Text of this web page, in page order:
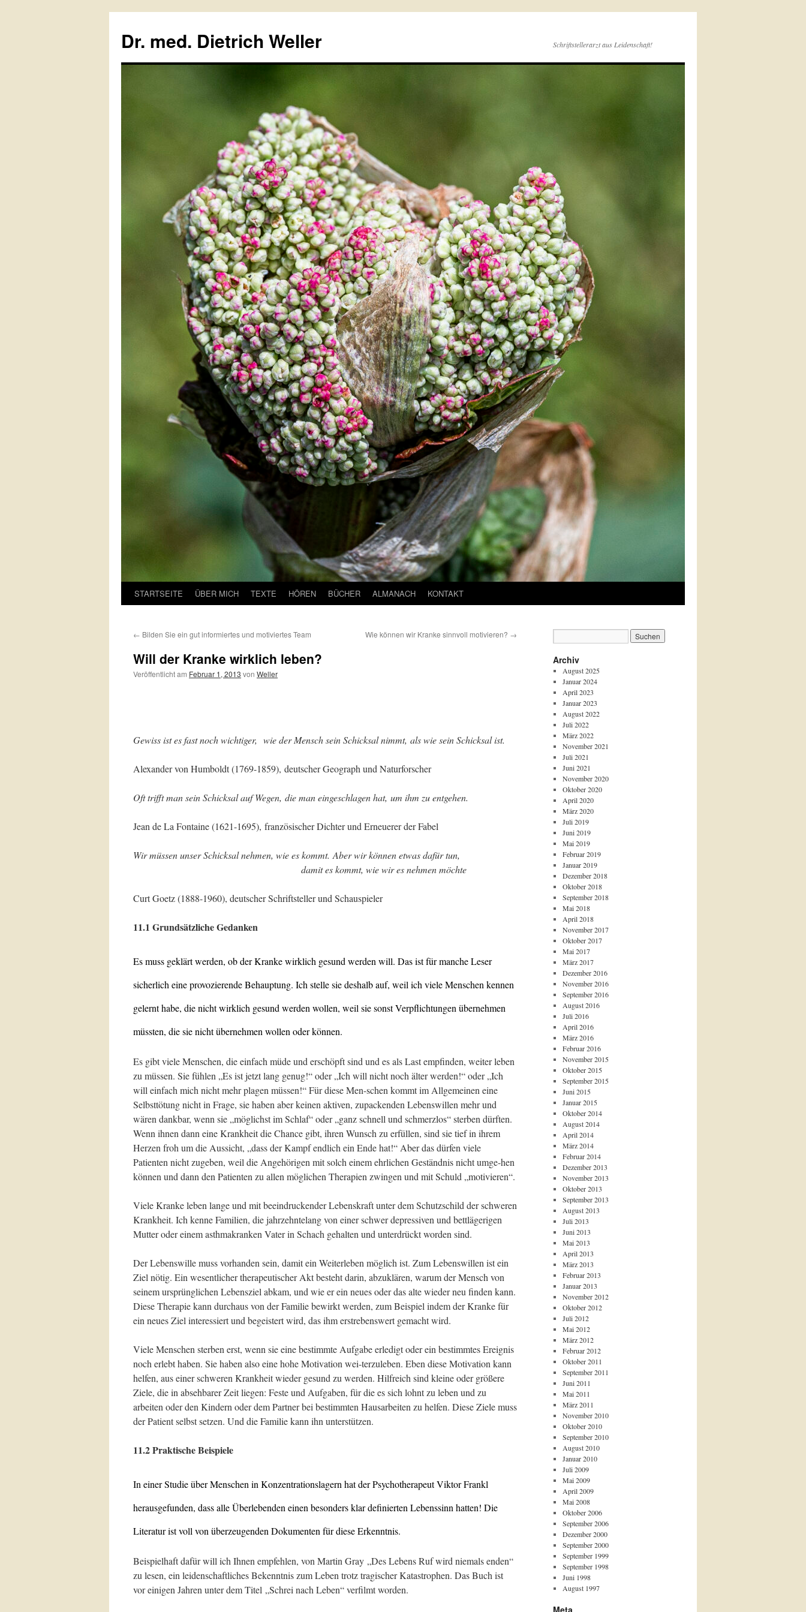
springen
Dr. med. Dietrich Weller Schriftstellerarzt aus Leidenschaft!
STARTSEITE ÜBER MICH TEXTE HÖREN BÜCHER ALMANACH KONTAKT
← Bilden Sie ein gut informiertes und motiviertes Team Wie können wir Kranke sinnvoll motivieren? →
Will der Kranke wirklich leben?
Veröffentlicht am Februar 1, 2013 von Weller
Gewiss ist es fast noch wichtiger, wie der Mensch sein Schicksal nimmt, als wie sein Schicksal ist.
Alexander von Humboldt (1769-1859), deutscher Geograph und Naturforscher
Oft trifft man sein Schicksal auf Wegen, die man eingeschlagen hat, um ihm zu entgehen.
Jean de La Fontaine (1621-1695), französischer Dichter und Erneuerer der Fabel
Wir müssen unser Schicksal nehmen, wie es kommt. Aber wir können etwas dafür tun,
damit es kommt, wie wir es nehmen möchte
Curt Goetz (1888-1960), deutscher Schriftsteller und Schauspieler
11.1 Grundsätzliche Gedanken
Es muss geklärt werden, ob der Kranke wirklich gesund werden will. Das ist für manche Leser
sicherlich eine provozierende Behauptung. Ich stelle sie deshalb auf, weil ich viele Menschen kennen
gelernt habe, die nicht wirklich gesund werden wollen, weil sie sonst Verpflichtungen übernehmen
müssten, die sie nicht übernehmen wollen oder können.
Es gibt viele Menschen, die einfach müde und erschöpft sind und es als Last empfinden, weiter leben
zu müssen. Sie fühlen „Es ist jetzt lang genug!“ oder „Ich will nicht noch älter werden!“ oder „Ich
will einfach mich nicht mehr plagen müssen!“ Für diese Men-schen kommt im Allgemeinen eine
Selbsttötung nicht in Frage, sie haben aber keinen aktiven, zupackenden Lebenswillen mehr und
wären dankbar, wenn sie „möglichst im Schlaf“ oder „ganz schnell und schmerzlos“ sterben dürften.
Wenn ihnen dann eine Krankheit die Chance gibt, ihren Wunsch zu erfüllen, sind sie tief in ihrem
Herzen froh um die Aussicht, „dass der Kampf endlich ein Ende hat!“ Aber das dürfen viele
Patienten nicht zugeben, weil die Angehörigen mit solch einem ehrlichen Geständnis nicht umge-hen
können und dann den Patienten zu allen möglichen Therapien zwingen und mit Schuld „motivieren“.
Viele Kranke leben lange und mit beeindruckender Lebenskraft unter dem Schutzschild der schweren
Krankheit. Ich kenne Familien, die jahrzehntelang von einer schwer depressiven und bettlägerigen
Mutter oder einem asthmakranken Vater in Schach gehalten und unterdrückt worden sind.
Der Lebenswille muss vorhanden sein, damit ein Weiterleben möglich ist. Zum Lebenswillen ist ein
Ziel nötig. Ein wesentlicher therapeutischer Akt besteht darin, abzuklären, warum der Mensch von
seinem ursprünglichen Lebensziel abkam, und wie er ein neues oder das alte wieder neu finden kann.
Diese Therapie kann durchaus von der Familie bewirkt werden, zum Beispiel indem der Kranke für
ein neues Ziel interessiert und begeistert wird, das ihm erstrebenswert gemacht wird.
Viele Menschen sterben erst, wenn sie eine bestimmte Aufgabe erledigt oder ein bestimmtes Ereignis
noch erlebt haben. Sie haben also eine hohe Motivation wei-terzuleben. Eben diese Motivation kann
helfen, aus einer schweren Krankheit wieder gesund zu werden. Hilfreich sind kleine oder größere
Ziele, die in absehbarer Zeit liegen: Feste und Aufgaben, für die es sich lohnt zu leben und zu
arbeiten oder den Kindern oder dem Partner bei bestimmten Hausarbeiten zu helfen. Diese Ziele muss
der Patient selbst setzen. Und die Familie kann ihn unterstützen.
11.2 Praktische Beispiele
In einer Studie über Menschen in Konzentrationslagern hat der Psychotherapeut Viktor Frankl
herausgefunden, dass alle Überlebenden einen besonders klar definierten Lebenssinn hatten! Die
Literatur ist voll von überzeugenden Dokumenten für diese Erkenntnis.
Beispielhaft dafür will ich Ihnen empfehlen, von Martin Gray „Des Lebens Ruf wird niemals enden“
zu lesen, ein leidenschaftliches Bekenntnis zum Leben trotz tragischer Katastrophen. Das Buch ist
vor einigen Jahren unter dem Titel „Schrei nach Leben“ verfilmt worden.
Archiv
August 2025
Januar 2024
April 2023
Januar 2023
August 2022
Juli 2022
März 2022
November 2021
Juli 2021
Juni 2021
November 2020
Oktober 2020
April 2020
März 2020
Juli 2019
Juni 2019
Mai 2019
Februar 2019
Januar 2019
Dezember 2018
Oktober 2018
September 2018
Mai 2018
April 2018
November 2017
Oktober 2017
Mai 2017
März 2017
Dezember 2016
November 2016
September 2016
August 2016
Juli 2016
April 2016
März 2016
Februar 2016
November 2015
Oktober 2015
September 2015
Juni 2015
Januar 2015
Oktober 2014
August 2014
April 2014
März 2014
Februar 2014
Dezember 2013
November 2013
Oktober 2013
September 2013
August 2013
Juli 2013
Juni 2013
Mai 2013
April 2013
März 2013
Februar 2013
Januar 2013
November 2012
Oktober 2012
Juli 2012
Mai 2012
März 2012
Februar 2012
Oktober 2011
September 2011
Juni 2011
Mai 2011
März 2011
November 2010
Oktober 2010
September 2010
August 2010
Januar 2010
Juli 2009
Mai 2009
April 2009
Mai 2008
Oktober 2006
September 2006
Dezember 2000
September 2000
September 1999
September 1998
Juni 1998
August 1997
Meta